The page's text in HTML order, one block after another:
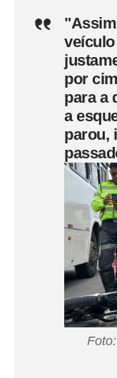
por
para a
a
parou,